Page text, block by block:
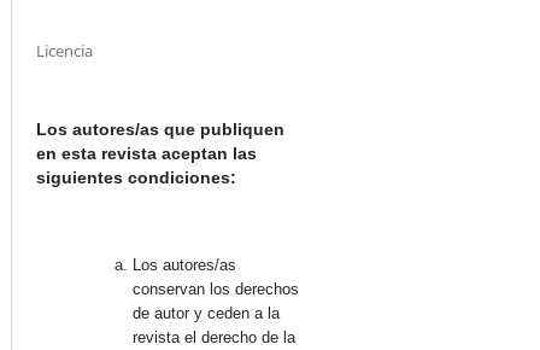
Licencia
Los autores/as que publiquen
en esta revista aceptan las
siguientes condiciones:
Los autores/as
conservan los derechos
de autor y ceden a la
revista el derecho de la